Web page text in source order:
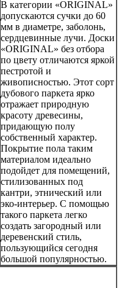
В категории «ORIGINAL»
допускаются сучки до 60
мм в диаметре, заболонь,
сердцевинные лучи. Доски
«ORIGINAL» без отбора
по цвету отличаются яркой
пестротой и
живописностью. Этот сорт
дубового паркета ярко
отражает природную
красоту древесины,
придающую полу
собственный характер.
Покрытие пола таким
материалом идеально
подойдет для помещений,
стилизованных под
кантри, этнический или
эко-интерьер. С помощью
такого паркета легко
создать загородный или
деревенский стиль,
пользующийся сегодня
большой популярностью.